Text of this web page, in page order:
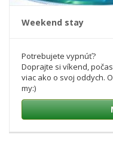
Weekend stay
Potrebujete vypnúť?
Doprajte si víkend,
viac ako o svoj oddych.
my:)